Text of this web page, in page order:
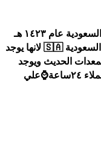
هي أول شركة تاسسة في المملكة العربية السعودية عام ١٤٢٣ هـ
وهي افضل شركة تنظيف بالمملكه العربية السعودية 🇸🇦 لانها يوجد
الحديث ويوجد
لدينا ايضاً افضل المواد المستورده خدمه العملاء ٢٤ساعة⌚علي